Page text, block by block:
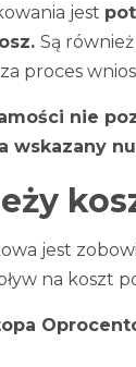
jest
Są
proces
nie
wskazany
jest
na koszt